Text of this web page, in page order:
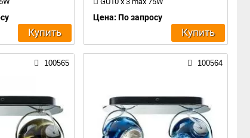
Купить
Цена: По запросу
Купить
100565 100564